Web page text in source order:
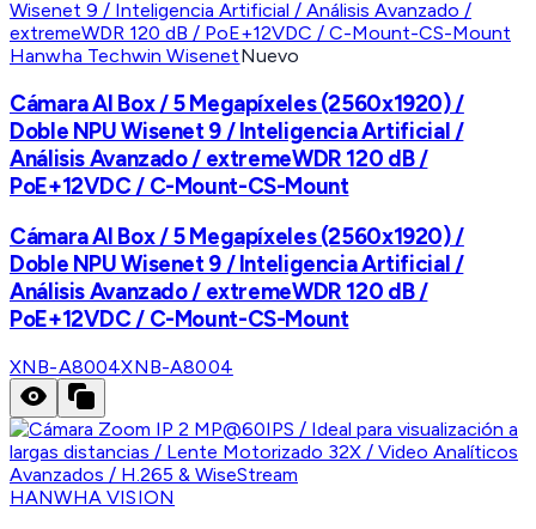
Hanwha Techwin WisenetNuevo
Cámara AI Box / 5 Megapíxeles (2560x1920) /
Doble NPU Wisenet 9 / Inteligencia Artificial /
Análisis Avanzado / extremeWDR 120 dB /
PoE+12VDC / C-Mount-CS-Mount
Cámara AI Box / 5 Megapíxeles (2560x1920) /
Doble NPU Wisenet 9 / Inteligencia Artificial /
Análisis Avanzado / extremeWDR 120 dB /
PoE+12VDC / C-Mount-CS-Mount
XNB-A8004XNB-A8004
HANWHA VISION